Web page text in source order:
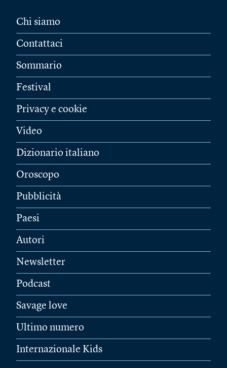
Chi siamo
Contattaci
Sommario
Festival
Privacy e cookie
Video
Dizionario italiano
Oroscopo
Pubblicità
Paesi
Autori
Newsletter
Podcast
Savage love
Ultimo numero
Internazionale Kids